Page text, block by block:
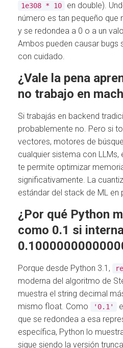
1e308 * 10
en double).
número es tan pequeño que
y se redondea a 0 o a un
Ambos pueden causar bugs
con cuidado.
¿Vale la pena
no trabajo en
Si trabajás en backend
probablemente no. Pero si
vectores, motores de
cualquier sistema con
te permite optimizar
significativamente. La
estándar del stack de ML en
¿Por qué Python
como 0.1 si
Porque desde Python 3.1,
moderna del algoritmo de
muestra el string decimal
mismo float. Como
'0.1'
que se redondea a esa
específica, Python lo
sigue siendo la versión